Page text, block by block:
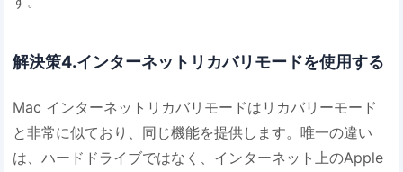
解決策4.インターネットリカバリモードを使用する
Mac インターネットリカバリモードはリカバリーモード
と非常に似ており、同じ機能を提供します。唯一の違い
は、ハードドライブではなく、インターネット上のApple